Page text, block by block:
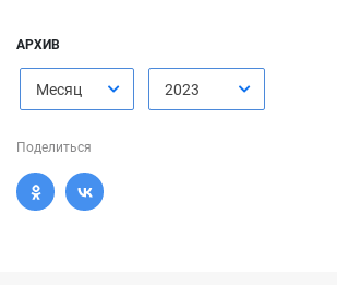
АРХИВ
Месяц 2023
Поделиться